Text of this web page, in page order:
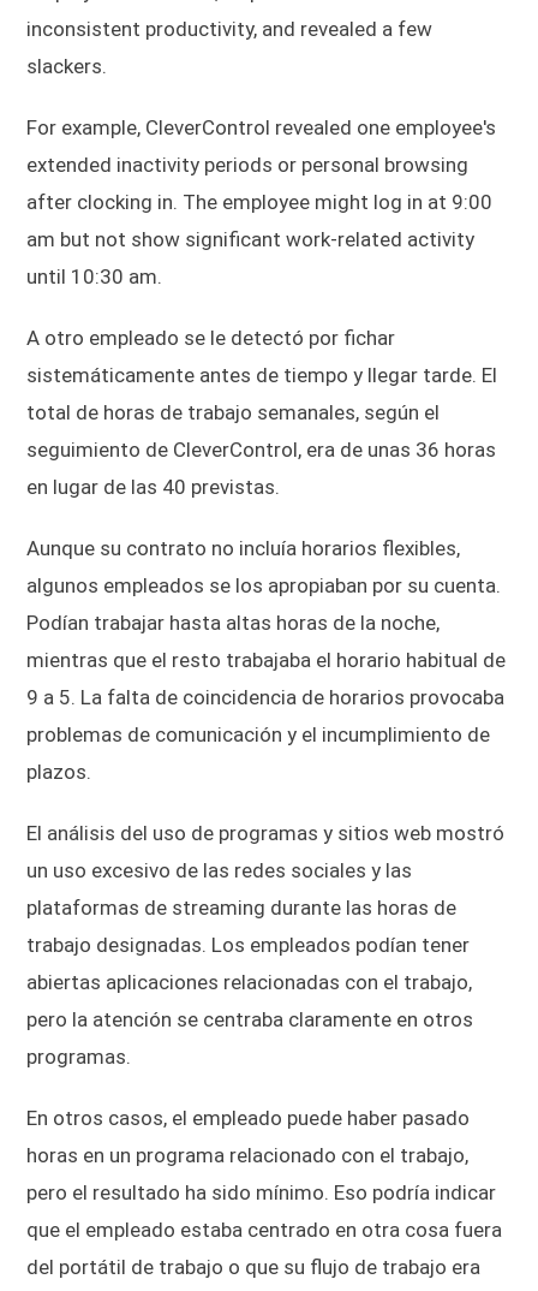
inconsistent productivity, and revealed a few
slackers.
For example, CleverControl revealed one employee's
extended inactivity periods or personal browsing
after clocking in. The employee might log in at 9:00
am but not show significant work-related activity
until 10:30 am.
A otro empleado se le detectó por fichar
sistemáticamente antes de tiempo y llegar tarde. El
total de horas de trabajo semanales, según el
seguimiento de CleverControl, era de unas 36 horas
en lugar de las 40 previstas.
Aunque su contrato no incluía horarios flexibles,
algunos empleados se los apropiaban por su cuenta.
Podían trabajar hasta altas horas de la noche,
mientras que el resto trabajaba el horario habitual de
9 a 5. La falta de coincidencia de horarios provocaba
problemas de comunicación y el incumplimiento de
plazos.
El análisis del uso de programas y sitios web mostró
un uso excesivo de las redes sociales y las
plataformas de streaming durante las horas de
trabajo designadas. Los empleados podían tener
abiertas aplicaciones relacionadas con el trabajo,
pero la atención se centraba claramente en otros
programas.
En otros casos, el empleado puede haber pasado
horas en un programa relacionado con el trabajo,
pero el resultado ha sido mínimo. Eso podría indicar
que el empleado estaba centrado en otra cosa fuera
del portátil de trabajo o que su flujo de trabajo era